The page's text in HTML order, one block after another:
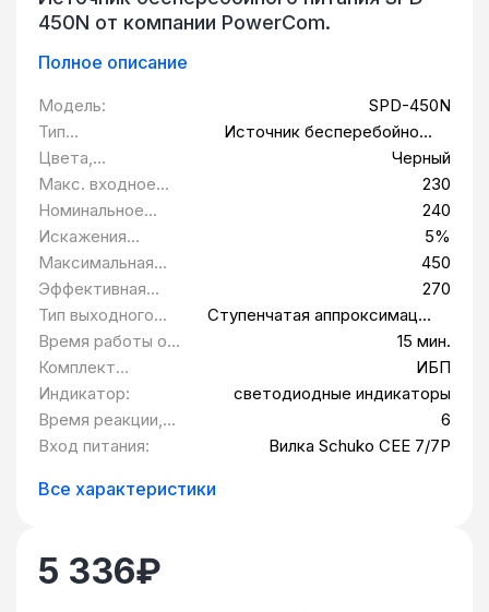
450N от компании PowerCom.
Полное описание
Модель:
SPD-450N
Тип
оборудования:
Источник бесперебойного
питания
Цвета,
использованные в
оформлении:
Черный
Макс. входное
напряжение:
230
Номинальное
выходное
напряжение В:
240
Искажения
выходного
напряжения:
5%
Максимальная
выходная
мощность Вт:
450
Эффективная
мощность Вт:
270
Тип выходного
сигнала:
Ступенчатая аппроксимация
синусоиды
Время работы от
батарей при
нагрузке 50 Вт:
15 мин.
Комплект
поставки:
ИБП
Индикатор:
светодиодные индикаторы
Время реакции,
мс:
6
Вход питания:
Вилка Schuko CEE 7/7P
Все характеристики
5 336₽